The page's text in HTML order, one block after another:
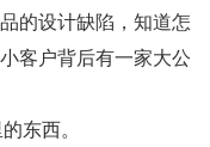
的设计缺陷，知道怎
客户背后有一家大公
东西。